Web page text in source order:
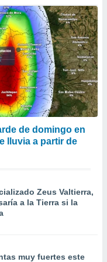
de domingo en
lluvia a partir de
Zeus Valtierra,
a la Tierra si la
muy fuertes este